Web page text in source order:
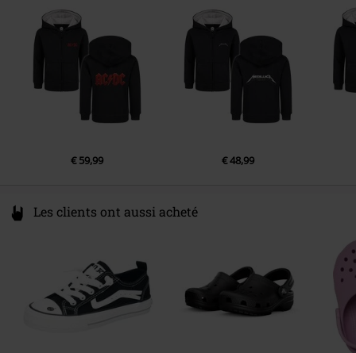
Germany
www.metal-kids.com
€ 59,99 € 48,99
Les clients ont aussi acheté